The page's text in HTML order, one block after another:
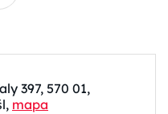
397, 570 01,
mapa